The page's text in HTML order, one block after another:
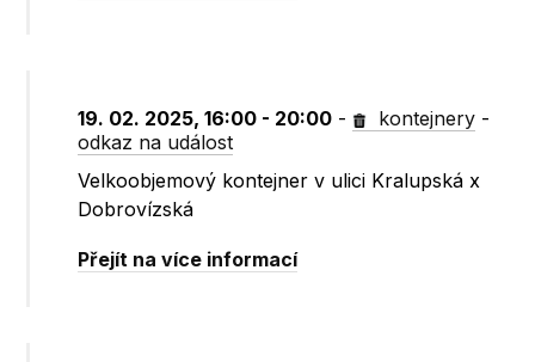
19. 02. 2025, 16:00 - 20:00 - kontejnery -
odkaz na událost
Velkoobjemový kontejner v ulici Kralupská x
Dobrovízská
Přejít na více informací